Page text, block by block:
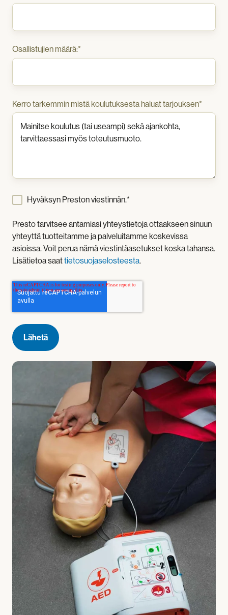
Osallistujien määrä:*
Kerro tarkemmin mistä koulutuksesta haluat tarjouksen*
Hyväksyn Preston viestinnän.*
Presto tarvitsee antamiasi yhteystietoja ottaakseen sinuun
yhteyttä tuotteitamme ja palveluitamme koskevissa
asioissa. Voit perua nämä viestintäasetukset koska tahansa.
Lisätietoa saattietosuojaselosteesta.